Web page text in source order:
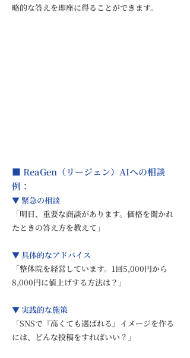
略的な答えを即座に得ることができます。
■ ReaGen（リージェン）AIへの相談
例：
▼ 緊急の相談
「明日、重要な商談があります。価格を聞かれ
たときの答え方を教えて」
▼ 具体的なアドバイス
「整体院を経営しています。1回5,000円から
8,000円に値上げする方法は？」
▼ 実践的な施策
「SNSで『高くても選ばれる』イメージを作る
には、どんな投稿をすればいい？」